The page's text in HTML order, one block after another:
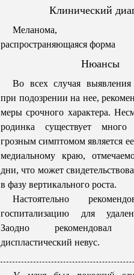
Клинический
Меланома,
распространяющаяся форма
Нюансы
Во всех случая
при подозрении на нее,
меры срочного характера.
родинка существует много
грозным симптомом является
медиальному краю,
дни, что может
в фазу вертикального роста.
Настоятельно
госпитализацию для
Заодно
диспластический невус.